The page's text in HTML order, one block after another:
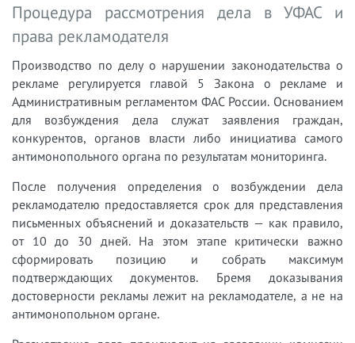
Процедура рассмотрения дела в УФАС и
права рекламодателя
Производство по делу о нарушении законодательства о
рекламе регулируется главой 5 Закона о рекламе и
Административным регламентом ФАС России. Основанием
для возбуждения дела служат заявления граждан,
конкурентов, органов власти либо инициатива самого
антимонопольного органа по результатам мониторинга.
После получения определения о возбуждении дела
рекламодателю предоставляется срок для представления
письменных объяснений и доказательств — как правило,
от 10 до 30 дней. На этом этапе критически важно
сформировать позицию и собрать максимум
подтверждающих документов. Бремя доказывания
достоверности рекламы лежит на рекламодателе, а не на
антимонопольном органе.